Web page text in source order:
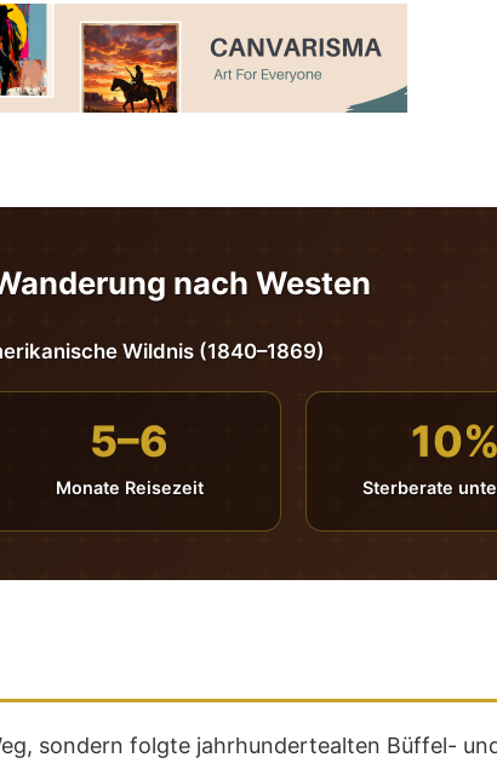
nach Westen
Wildnis (1840–1869)
5–6
Monate Reisezeit
10%
Sterberate
sondern folgte jahrhundertealten Büffel-